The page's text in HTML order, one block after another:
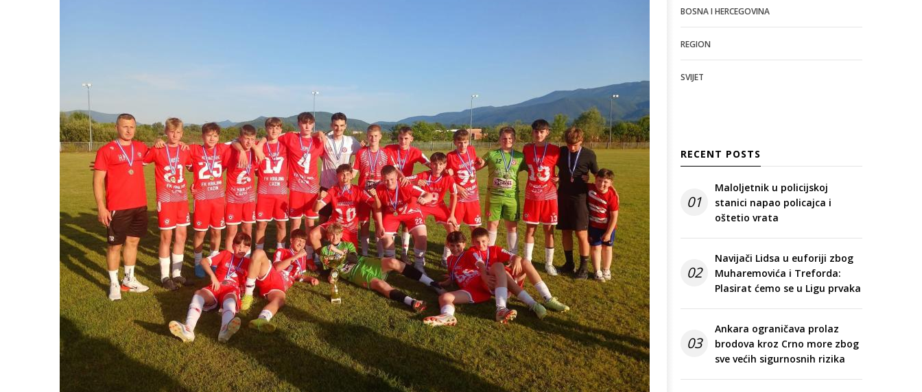
BOSNA I HERCEGOVINA
REGION
SVIJET
RECENT POSTS
01
Maloljetnik u policijskoj
stanici napao policajca i
oštetio vrata
02
Navijači Lidsa u euforiji zbog
Muharemovića i Treforda:
Plasirat ćemo se u Ligu prvaka
03
Ankara ograničava prolaz
brodova kroz Crno more zbog
sve većih sigurnosnih rizika